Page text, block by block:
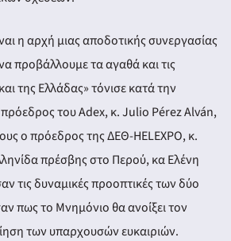
η αρχή μιας αποδοτικής συνεργασίας
προβάλλουμε τα αγαθά και τις
της Ελλάδας» τόνισε κατά την
του Adex, κ. Julio Pérez Alván,
ο πρόεδρος της ΔΕΘ-HELEXPO, κ.
πρέσβης στο Περού, κα Ελένη
τις δυναμικές προοπτικές των δύο
πως το Μνημόνιο θα ανοίξει τον
των υπαρχουσών ευκαιριών.